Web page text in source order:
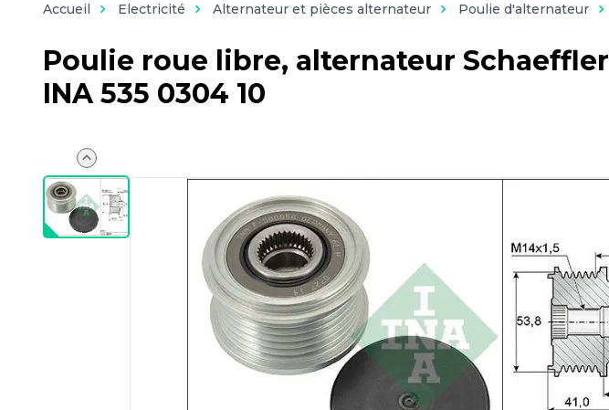
Accueil Electricité Alternateur et pièces alternateur Poulie d'alternateur
Poulie roue libre, alternateur Schaeffler
INA 535 0304 10